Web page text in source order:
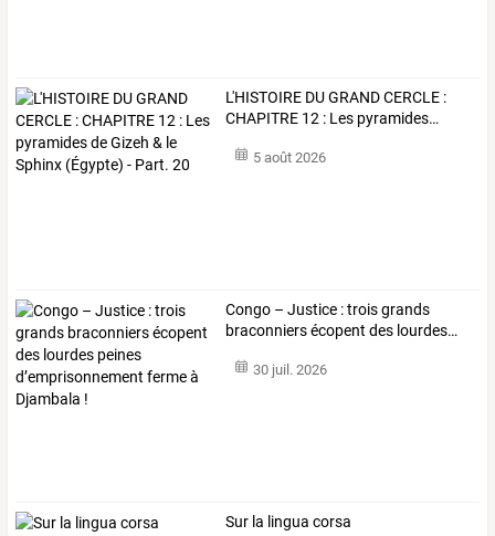
L'HISTOIRE DUGRANDCERCLE :
CHAPITRE 12 : Les pyramides…
5 août 2026
Congo – Justice :troisgrands
braconniersécopent des lourdes…
30 juil. 2026
Sur la lingua corsa